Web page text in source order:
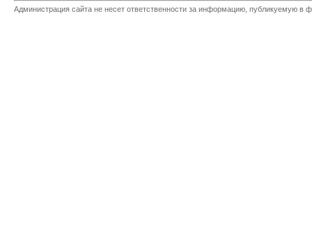
Администрация сайта не несет ответственности за информацию, публикуемую